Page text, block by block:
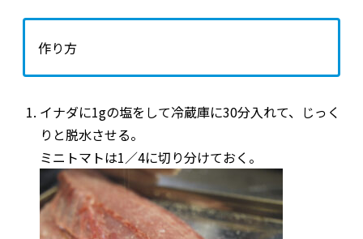
作り方
イナダに1gの塩をして冷蔵庫に30分入れて、じっく
りと脱水させる。
ミニトマトは1／4に切り分けておく。